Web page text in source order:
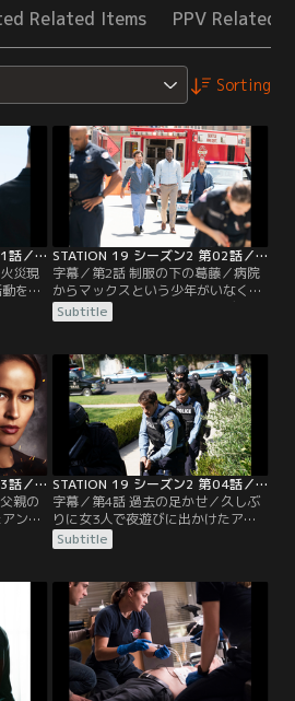
Related Items PPV Related
Sorting
STATION 19 シーズン2 第01話／字幕
災現
を行
ャッ
が上
死の
疑問
難させ
てし
アン
STATION 19 シーズン2 第02話／字幕
字幕／第2話 制服の下の葛藤／病院
からマックスという少年がいなくな
り、居合わせたミラーとアンディが
捜索に加わる。ライアンが町でマッ
マックスは下水管に転落。大捜索と
なる。アンディの勝手な判断でマッ
クスを見失ってしまうが、19分署の
隊員たちのチームプレーでマックス
は無事保護される。サリヴァン隊長
から厳しい言葉を…。
Subtitle
STATION 19 シーズン2 第03話／字幕
親の
ンデ
にケ
パト
する
もれ
。隊
意見
刻を
STATION 19 シーズン2 第04話／字幕
字幕／第4話 過去の足かせ／久しぶ
りに女3人で夜遊びに出かけたアン
ディ、マヤ、ビクトリア。そこでア
ンディは一人の男性と出会う。ディ
ったジャックに、不満を募らせる。
一方、ライアンはある人物と再会し
頭を悩ませていた。19分署では、サ
リヴァンが隊員に専門任務を割り当
てて学ばせることに。そんな中、廃
ビルで火災が発生…。
Subtitle